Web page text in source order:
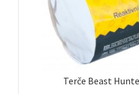
Terče Beast